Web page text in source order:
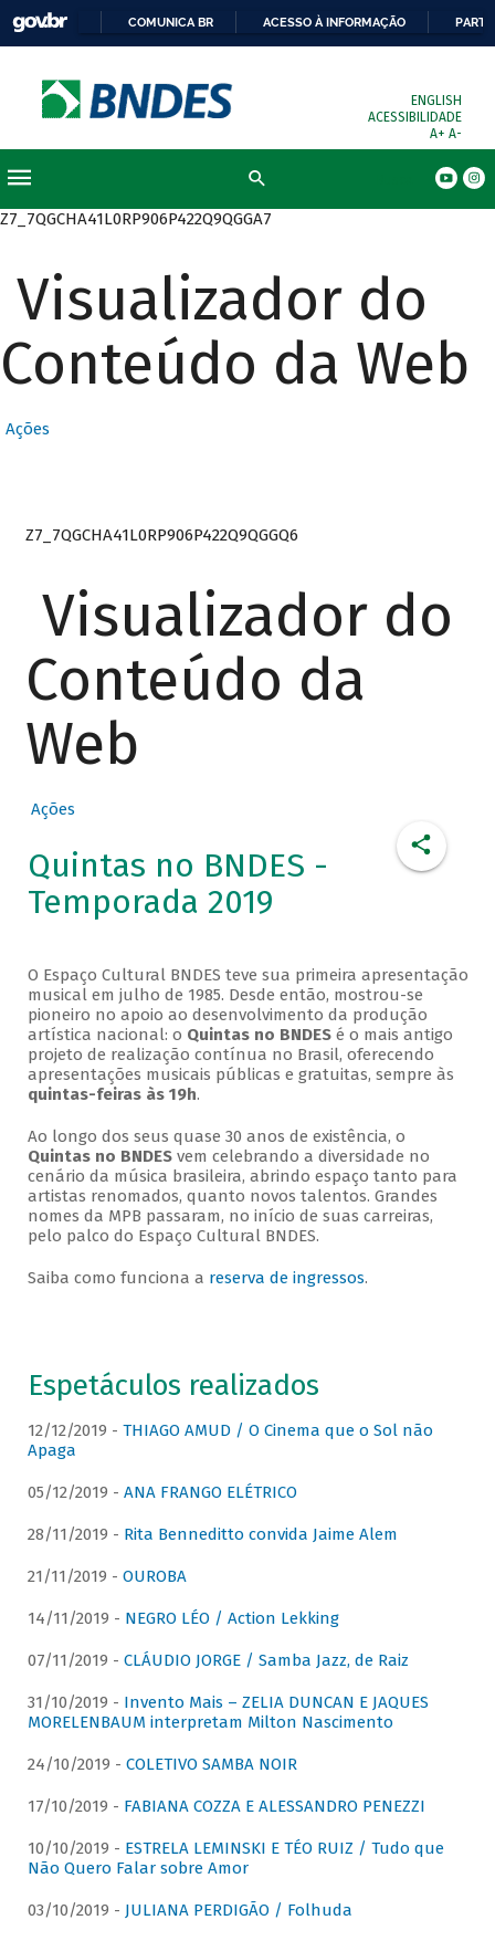
COMUNICA BR ACESSO À INFORMAÇÃO
ENGLISH
ACESSIBILIDADE
A+ A-
Z7_7QGCHA41L0RP906P422Q9QGGA7
Visualizador do
Conteúdo da Web
Ações
Z7_7QGCHA41L0RP906P422Q9QGGQ6
Visualizador do
Conteúdo da
Web
Ações
Quintas no BNDES -
Temporada 2019
O Espaço Cultural BNDES teve sua primeira apresentação
musical em julho de 1985. Desde então, mostrou-se
pioneiro no apoio ao desenvolvimento da produção
artística nacional: o Quintas no BNDESé o mais antigo
projeto de realização contínua no Brasil, oferecendo
apresentações musicais públicas e gratuitas, sempre às
quintas-feiras às 19h.
Ao longo dos seus quase 30 anos de existência, o
Quintas no BNDESvem celebrando a diversidade no
cenário da música brasileira, abrindo espaço tanto para
artistas renomados, quanto novos talentos. Grandes
nomes da MPB passaram, no início de suas carreiras,
pelo palco do Espaço Cultural BNDES.
Saiba como funciona a reserva de ingressos.
Espetáculos realizados
12/12/2019 - THIAGO AMUD / O Cinema que o Sol não
Apaga
05/12/2019 - ANA FRANGO ELÉTRICO
28/11/2019 - Rita Benneditto convida Jaime Alem
21/11/2019 - OUROBA
14/11/2019 - NEGRO LÉO / Action Lekking
07/11/2019 - CLÁUDIO JORGE / Samba Jazz, de Raiz
31/10/2019 - Invento Mais – ZELIA DUNCAN E JAQUES
MORELENBAUM interpretam Milton Nascimento
24/10/2019 - COLETIVO SAMBA NOIR
17/10/2019 - FABIANA COZZA E ALESSANDRO PENEZZI
10/10/2019 - ESTRELA LEMINSKI E TÉO RUIZ / Tudo que
Não Quero Falar sobre Amor
03/10/2019 - JULIANA PERDIGÃO / Folhuda